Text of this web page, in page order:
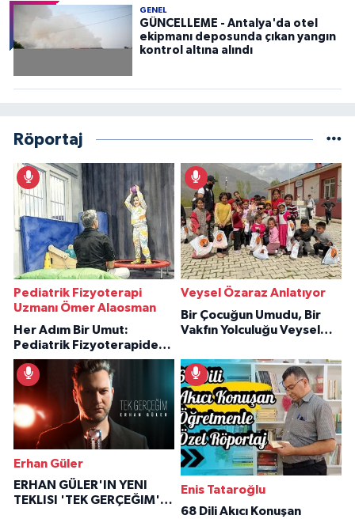
GENEL
GÜNCELLEME - Antalya'da otel
ekipmanı deposunda çıkan yangın
kontrol altına alındı
Röportaj
Pediatrik Fizyoterapi
Uzmanı Ömer Alaosman
Her Adım Bir Umut:
Pediatrik Fizyoterapiden
İlham Veren Hikâyeler
Veysel Özaraz Anlatıyor
Bir Çocuğun Umudu, Bir
Vakfın Yolculuğu Veysel
Erhan Güler
ERHAN GÜLER'IN YENI
TEKLISI 'TEK GERÇEĞIM'LE
Enis Tataroğlu
68 Dili Akıcı Konuşan